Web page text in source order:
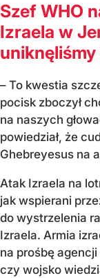
Szef WHO
Izraela w
– To kwestia
pocisk zboczył
na naszych
powiedział, że
Ghebreyesus na
Atak Izraela na
jak wspierani
do wystrzelenia
Izraela. Armia
na prośbę
czy wojsko